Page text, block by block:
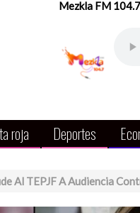
Mezkla FM
roja Deportes
Al TEPJF A Audiencia